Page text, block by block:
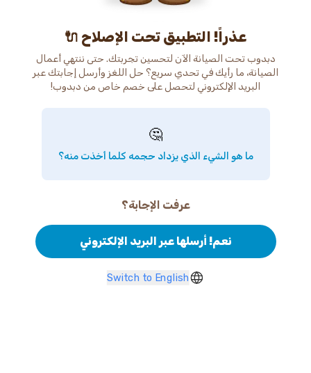
عذراً! التطبيق تحت الإصلاح 🔌
دبدوب تحت الصيانة الآن لتحسين تجربتك. حتى ننتهي أعمال
الصيانة، ما رأيك في تحدي سريع؟ حل اللغز وأرسل إجابتك عبر
البريد الإلكتروني لتحصل على خصم خاص من دبدوب!
🤔
ما هو الشيء الذي يزداد حجمه كلما أخذت منه؟
عرفت الإجابة؟
نعم! أرسلها عبر البريد الإلكتروني
Switch to English